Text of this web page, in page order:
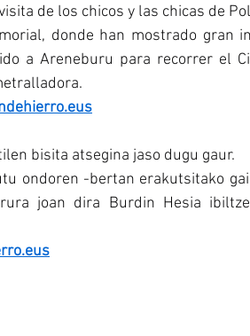
de los chicos y las chicas de
donde han mostrado gran
a Areneburu para recorrer el
bisita atsegina jaso dugu gaur.
ondoren -bertan erakutsitako
joan dira Burdin Hesia